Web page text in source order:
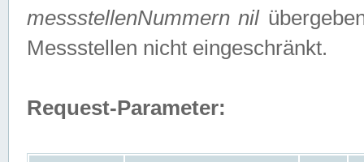
messstellenNummern nil
Messstellen nicht eingeschränkt.
Request-Parameter: